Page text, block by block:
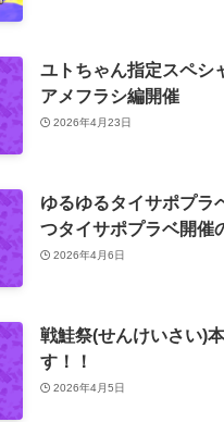
ユトちゃん指定スペシ
アメフラシ編開催
2026年4月23日
ゆるゆるタイサポプラ
つタイサポプラベ開催
2026年4月6日
戦鮭祭(せんけいさい)
す！！
2026年4月5日